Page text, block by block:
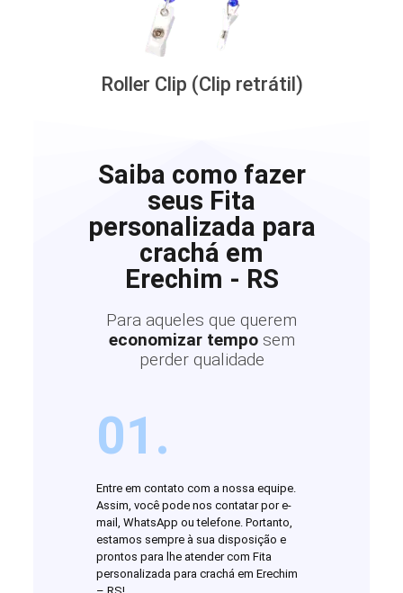
Roller Clip (Clip retrátil)
Saiba como fazer
seus Fita
personalizada para
crachá em
Erechim - RS
Para aqueles que querem
economizar tempo sem
perder qualidade
01.
Entre em contato com a nossa equipe.
Assim, você pode nos contatar por e-
mail, WhatsApp ou telefone. Portanto,
estamos sempre à sua disposição e
prontos para lhe atender com Fita
personalizada para crachá em Erechim